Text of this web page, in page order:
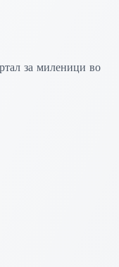
за миленици во